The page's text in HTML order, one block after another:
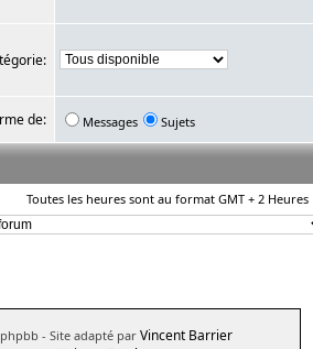
de: Messages Sujets
Toutes les heures sont au format GMT + 2 Heures
- Site adapté par Vincent Barrier